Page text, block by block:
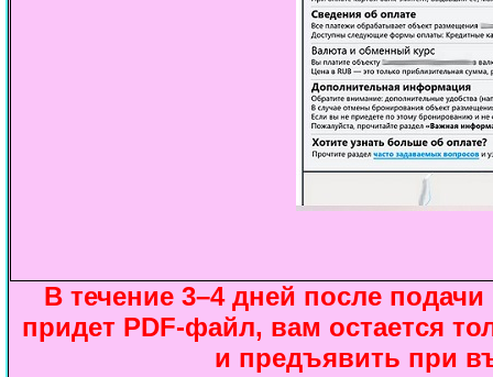
В течение 3–4 дней после
придет PDF-файл, вам остается
и предъявить при